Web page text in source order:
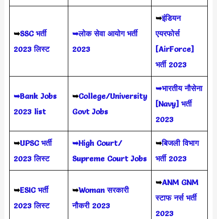
➥SSC भर्ती
2023 लिस्ट
➥लोक सेवा आयोग भर्ती
2023
➥इंडियन
एयरफोर्स
[AirForce]
भर्ती 2023
➥Bank Jobs
2023 list
➥College/University
Govt Jobs
➥भारतीय नौसेना
[Navy] भर्ती
2023
➥UPSC भर्ती
2023 लिस्ट
➥High Court/
Supreme Court Jobs
➥बिजली विभाग
भर्ती 2023
➥ESIC भर्ती
2023 लिस्ट
➥Woman सरकारी
नौकरी 2023
➥ANM GNM
स्टाफ नर्स भर्ती
2023